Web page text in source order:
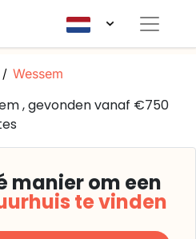
Wessem
, gevonden vanaf €750
manier om een
te vinden